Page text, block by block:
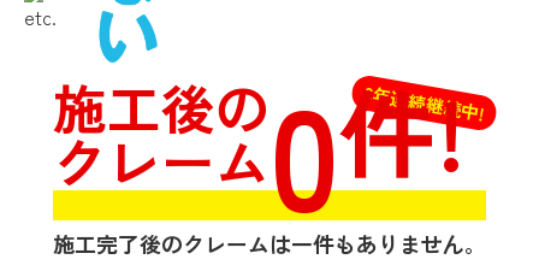
3年連続継続中!
施工後の
クレーム0件!
施工完了後のクレームは一件もありません。